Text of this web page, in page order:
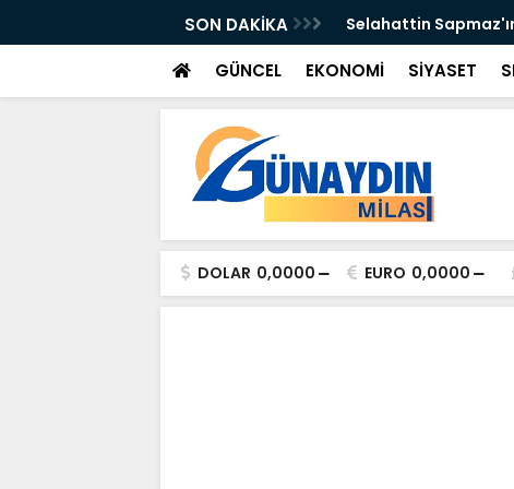
SON DAKİKA Selahattin
GÜNCEL EKONOMİ SİYASET
DOLAR 0,0000 EURO 0,0000